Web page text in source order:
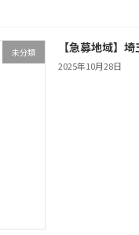
未分類 【急募地域】
2025年10月28日